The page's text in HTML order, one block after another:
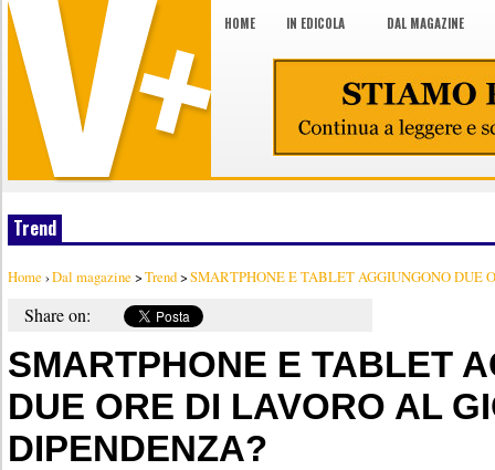
HOME IN EDICOLA DAL MAGAZINE
Trend
Home ›Dal magazine >Trend>SMARTPHONE E TABLET AGGIUNGONO DUE
Share on:
SMARTPHONE E TABLET
DUE ORE DI LAVORO AL
DIPENDENZA?